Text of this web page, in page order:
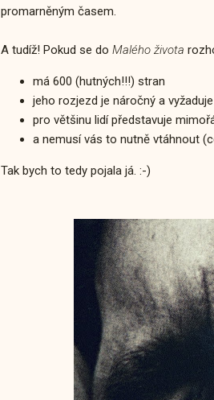
promarněným časem.
A tudíž! Pokud se do Malého života
má 600 (hutných!!!) stran
jeho rozjezd je náročný a
pro většinu lidí představuje
a nemusí vás to nutně vtáhnout
Tak bych to tedy pojala já. :-)